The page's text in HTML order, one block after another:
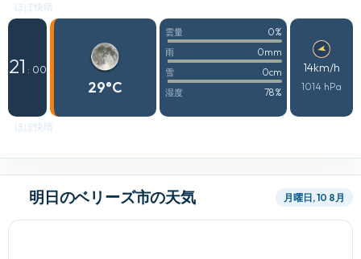
ほぼ快晴
21 : 00
29°C
雲量 0%
雨 0mm
雪 0cm
湿度 78%
14km/h
1014 hPa
ほぼ快晴
明日のベリーズ市の天気 月曜日, 10 8月